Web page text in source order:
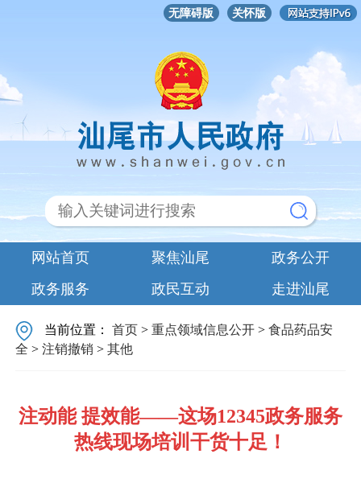
无障碍版 关怀版
网站首页 聚焦汕尾
政务公开
政务服务
政民互动 走进汕尾
当前位置：首页 >重点领域信息公开 >食品药品安
全 >注销撤销 >其他
注动能 提效能——这场12345政务服务
热线现场培训干货十足！